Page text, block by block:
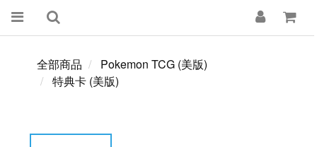
全部商品
Pokemon TCG (美版)
特典卡 (美版)